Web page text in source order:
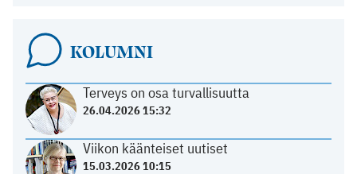
KOLUMNI
Terveys on osa turvallisuutta
26.04.2026 15:32
Viikon käänteiset uutiset
15.03.2026 10:15